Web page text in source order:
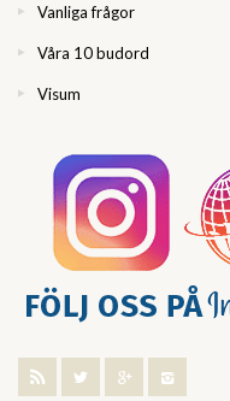
Vanliga frågor
Våra 10 budord
Visum